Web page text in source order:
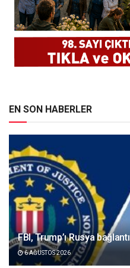
EN SON HABERLER
FBI, Trump’ı Rusya
6 AĞUSTOS 2026